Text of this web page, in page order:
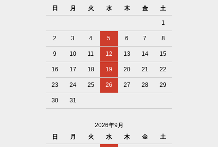
日
月 火 水 木 金 土
1
2 3 4 5 6 7 8
9 10 11 12 13 14 15
16 17 18 19 20 21 22
23 24 25 26 27 28 29
30 31
2026年9月
日
月 火 水 木 金 土